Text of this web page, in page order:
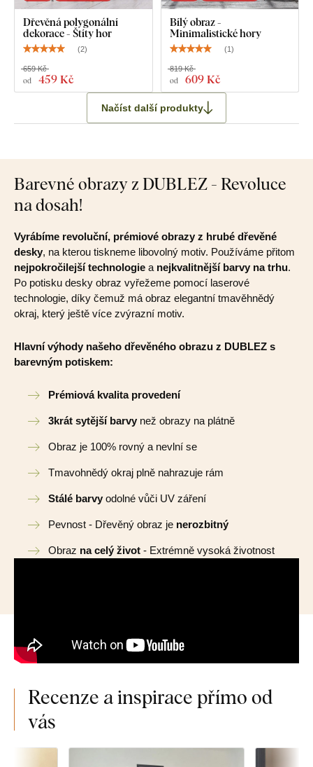
Dřevěná polygonální
dekorace - Štíty hor
(2)
od 459 Kč
659 Kč
Bílý obraz -
Minimalistické hory
(1)
od 609 Kč
819 Kč
Načíst další produkty
Barevné obrazy z DUBLEZ - Revoluce
na dosah!
Vyrábíme revoluční, prémiové obrazy z hrubé dřevěné
desky, na kterou tiskneme libovolný motiv. Používáme přitom
nejpokročilejší technologie a nejkvalitnější barvy na trhu.
Po potisku desky obraz vyřežeme pomocí laserové
technologie, díky čemuž má obraz elegantní tmavěhnědý
okraj, který ještě více zvýrazní motiv.
Hlavní výhody našeho dřevěného obrazu z DUBLEZ s
barevným potiskem:
Prémiová kvalita provedení
3krát sytější barvy než obrazy na plátně
Obraz je 100% rovný a nevlní se
Tmavohnědý okraj plně nahrazuje rám
Stálé barvy odolné vůči UV záření
Pevnost - Dřevěný obraz je nerozbitný
Obraz na celý život - Extrémně vysoká životnost
Recenze a inspirace přímo od
vás